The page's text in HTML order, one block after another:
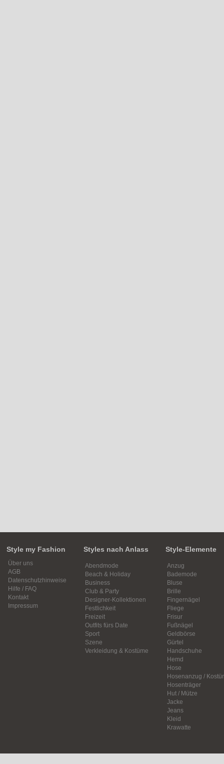
Style my Fashion
Über uns
AGB
Datenschutzhinweise
Hilfe / FAQ
Kontakt
Impressum
Styles nach Anlass
Abendmode
Beach & Holiday
Business
Club & Party
Designer-Kollektionen
Festlichkeit
Freizeit
Outfits fürs Date
Sport
Szene
Verkleidung & Kostüme
Style-Elemente
Anzug
Bademode
Bluse
Brille
Fingernägel
Fliege
Frisur
Fußnägel
Geldbörse
Gürtel
Handschuhe
Hemd
Hose
Hosenanzug /
Hosenträger
Hut / Mütze
Jacke
Jeans
Kleid
Krawatte